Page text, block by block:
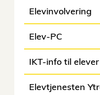
Elevinvolvering
Elev-PC
IKT-info til elever
Elevtjenesten